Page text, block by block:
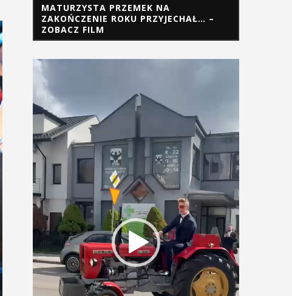
MATURZYSTA PRZEMEK NA
ZAKOŃCZENIE ROKU PRZYJECHAŁ… –
ZOBACZ FILM
Odtwarzacz
video